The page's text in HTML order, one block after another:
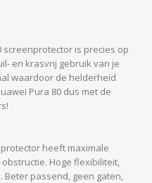
screenprotector is precies op
en krasvrij gebruik van je
waardoor de helderheid
Pura 80 dus met de
heeft maximale
Hoge flexibiliteit,
Beter passend, geen gaten,